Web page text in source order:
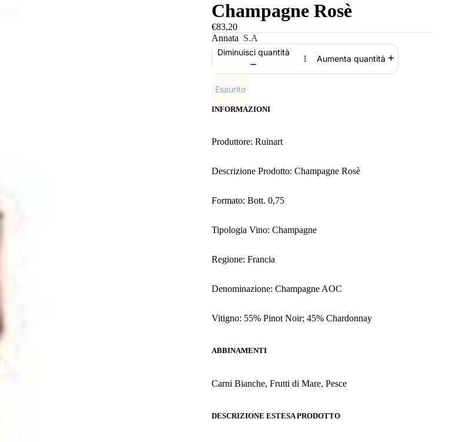
Champagne Rosè
€83,20
Annata S.A
Diminuisci quantità
Aumenta quantità
Esaurito
INFORMAZIONI
Produttore: Ruinart
Descrizione Prodotto: Champagne Rosè
Formato: Bott. 0,75
Tipologia Vino: Champagne
Regione: Francia
Denominazione: Champagne AOC
Vitigno: 55% Pinot Noir; 45% Chardonnay
ABBINAMENTI
Carni Bianche, Frutti di Mare, Pesce
DESCRIZIONE ESTESA PRODOTTO